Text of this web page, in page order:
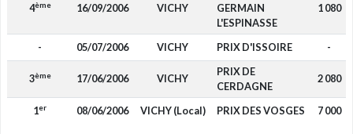
4ème 16/09/2006 VICHY
GERMAIN
L'ESPINASSE
1 080
- 05/07/2006 VICHY PRIX D'ISSOIRE -
3ème 17/06/2006 VICHY
PRIX DE
CERDAGNE
2 080
1er 08/06/2006 VICHY (Local) PRIX DES VOSGES 7 000